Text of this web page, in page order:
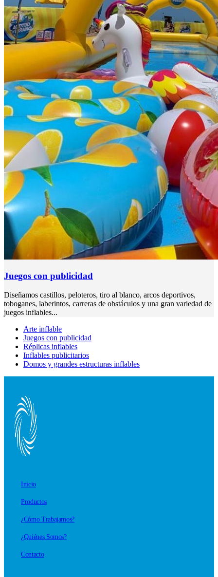
Juegos con publicidad
Diseñamos castillos, peloteros, tiro al blanco, arcos deportivos,
toboganes, laberintos, carreras de obstáculos y una gran variedad de
juegos inflables...
Arte inflable
Juegos con publicidad
Réplicas inflables
Inflables publicitarios
Domos y grandes estructuras inflables
Inicio
Productos
¿Cómo Trabajamos?
¿Quiénes Somos?
Contacto